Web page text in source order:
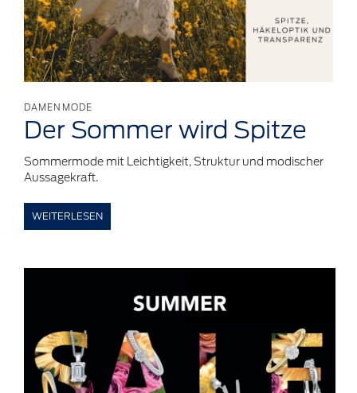
DAMENMODE
Der Sommer wird Spitze
Sommermode mit Leichtigkeit, Struktur und modischer
Aussagekraft.
WEITERLESEN